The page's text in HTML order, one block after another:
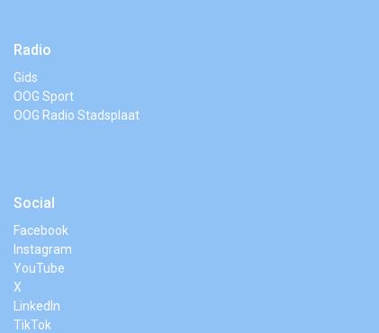
Radio
Gids
OOG Sport
OOG Radio Stadsplaat
Social
Facebook
Instagram
YouTube
X
LinkedIn
TikTok